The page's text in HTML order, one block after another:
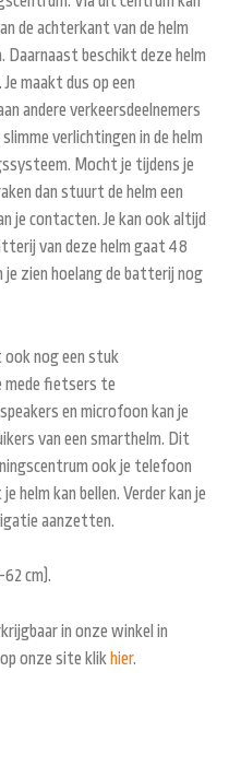
de achterkant van de helm
Daarnaast beschikt deze helm
maakt dus op een
andere verkeersdeelnemers
verlichtingen in de helm
Mocht je tijdens je
dan stuurt de helm een
je contacten. Je kan ook altijd
van deze helm gaat 48
je zien hoelang de batterij nog
ook nog een stuk
mede fietsers te
en microfoon kan je
van een smarthelm. Dit
ook je telefoon
helm kan bellen. Verder kan je
aanzetten.
cm).
in onze winkel in
onze site klik hier.